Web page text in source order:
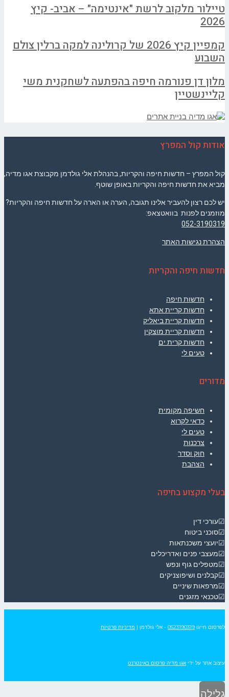
טיילור מלקוב לרשת "אינטימה" – אביב- קיץ
2026
קמפיין קיץ 2026 של קרולינה למקה ברלין צולם
השבוע
מלון דן פנורמה חיפה בהפתעה לשחקנית משי
קליינשטיין
אודות קול המפרץ
קול המפרץ – חדשות חיפה והקריות, בהנהלת אלי גולדמן מקבוצת אגו מדיה,
מביא את חדשות חיפה והקריות באופן שוטף.
יש לכם רצון להעביר אלינו תגובה, הערה או הארה על חדשות חיפה והקריות?
מוזמנים לפנות בוואטצאפ:
052-3190319
הצהרת נגישות האתר
חדשות חיפה והקריות
חדשות חיפה
חדשות קריית אתא
חדשות קריית ביאליק
חדשות קריית מוצקין
חדשות קרית ים
טעים לי
מדורים
חשיפה מקומית
כדאי לקרוא
טעים לי
צרכנות
חוק וסדר
הצהבת
בעלי מקצוע בחיפה
☑עורכי דין
☑סוכני ביטוח
☑יועצי משכנתאות
☑מעצבי פנים ואדריכלים
☑מטפלים גוף ונפש
☑קבלנים ושיפוצניקים
☑מרפאות שיניים
☑טכנאי מזגנים
לפרסום חייגו 0523190319 - אלי גולדמן | מדיניות פרטיות
עיצוב אתר על ידי אגו מדיה פרסום באינטרנט
גלילה